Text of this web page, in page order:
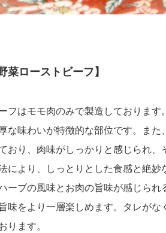
菜ローストビーフ】
フはモモ肉のみで製造しております
な味わいが特徴的な部位です。また
おり、肉味がしっかりと感じられ、
により、しっとりとした食感と絶妙
ーブの風味とお肉の旨味が感じられ
味をより一層楽しめます。タレがな
ります。